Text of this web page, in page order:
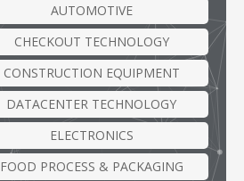
AUTOMOTIVE
CHECKOUT TECHNOLOGY
CONSTRUCTION EQUIPMENT
DATACENTER TECHNOLOGY
ELECTRONICS
FOOD PROCESS & PACKAGING